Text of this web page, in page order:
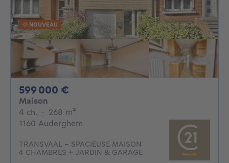
NOUVEAU
599 000 €
Maison
4 ch. 4 chambres
· 268 m²
1160 Auderghem
TRANSVAAL – SPACIEUSE MAISON
4 CHAMBRES + JARDIN & GARAGE